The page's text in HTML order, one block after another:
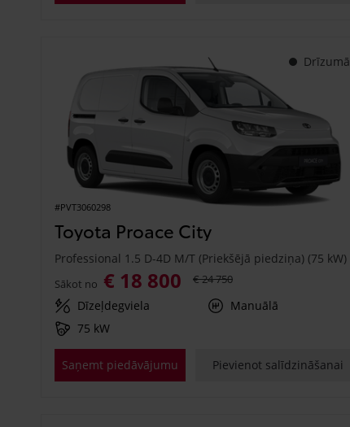
Drīzumā
#PVT3060298
Toyota Proace City
Professional 1.5 D-4D M/T (Priekšējā piedziņa) (75 kW)
Sākot no € 18 800 € 24 750
Dīzeļdegviela
Manuālā
75 kW
Saņemt piedāvājumu Pievienot salīdzināšanai